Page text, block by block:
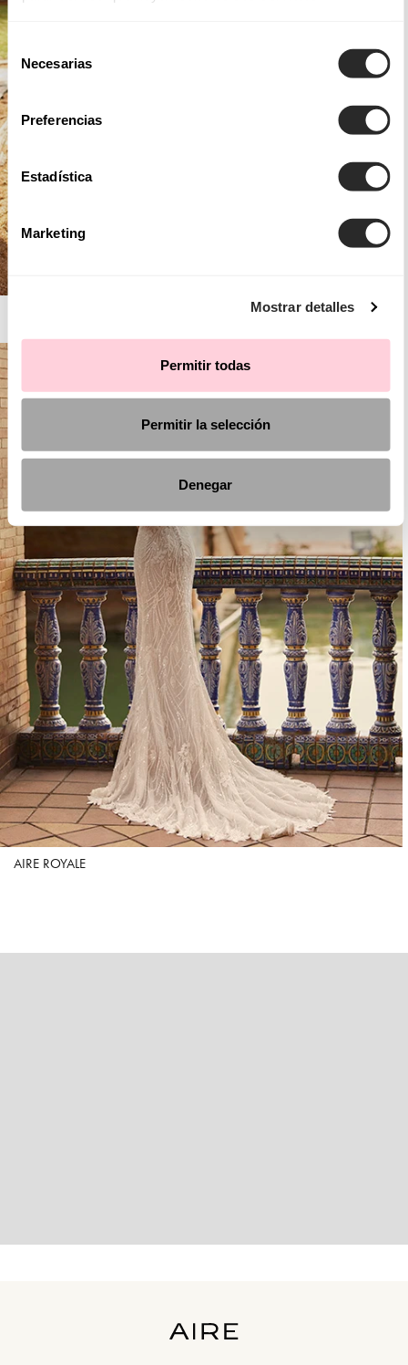
Selección
de
consentimiento
Necesarias
Preferencias
Estadística
Marketing
Mostrar detalles
Permitir todas
Permitir la selección
Denegar
AIRE ROYALE